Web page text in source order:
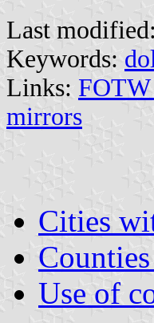
Last modified:
Keywords:
Links: FOTW
mirrors
Cities
Use of